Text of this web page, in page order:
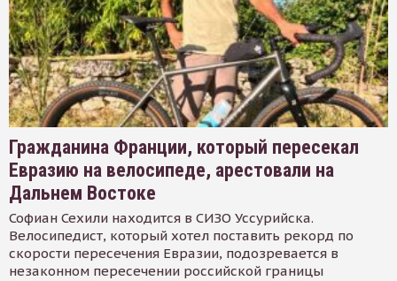
Гражданина Франции, который пересекал
Евразию на велосипеде, арестовали на
Дальнем Востоке
Софиан Сехили находится в СИЗО Уссурийска.
Велосипедист, который хотел поставить рекорд по
скорости пересечения Евразии, подозревается в
незаконном пересечении российской границы